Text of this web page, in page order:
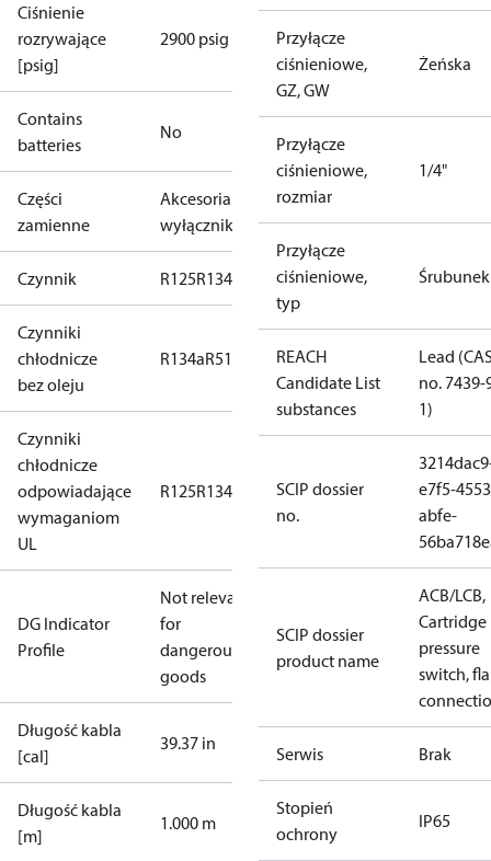
Ciśnienie
rozrywające
[psig]
2900 psig
Contains
batteries
No
Części
zamienne
Akcesoria do
wyłączników
Czynnik R125R134a R404AR407CR407H R410A
Czynniki
chłodnicze
bez oleju
R134aR513A
Czynniki
chłodnicze
odpowiadające
wymaganiom
UL
R125R134a R404AR407CR407H R410A
DG Indicator
Profile
Not relevant
for
dangerous
goods
Długość kabla
[cal]
39.37 in
Długość kabla
[m]
1.000 m
Przyłącze
ciśnieniowe,
GZ, GW
Żeńska
Przyłącze
ciśnieniowe,
rozmiar
1/4"
Przyłącze
ciśnieniowe,
typ
Śrubunek
REACH
Candidate List
substances
Lead
no. 7439-
1)
SCIP dossier
no.
e7f5-
abfe-
SCIP dossier
product name
ACB/LCB,
Cartridge
pressure
switch,
Serwis Brak
Stopień
ochrony
IP65